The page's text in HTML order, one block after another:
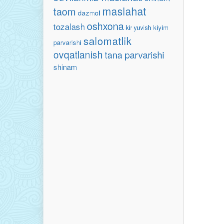
taom dazmol maslahat
tozalashoshxona kir yuvish kiyim
parvarishi salomatlik
ovqatlanishtana parvarishi
shinam